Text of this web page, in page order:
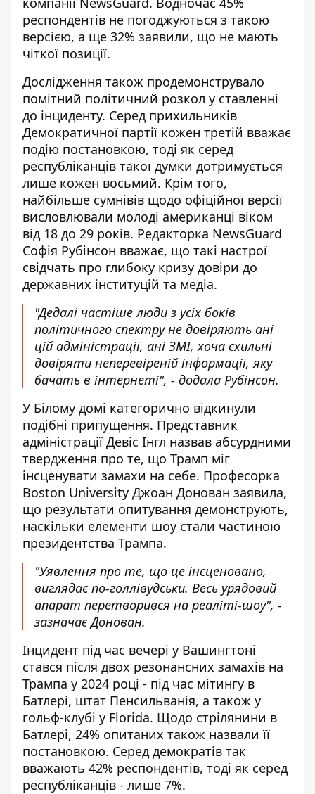
респондентів не погоджуються з такою
версією, а ще 32% заявили, що не мають
чіткої позиції.
Дослідження також продемонструвало
помітний політичний розкол у ставленні
до інциденту. Серед прихильників
Демократичної партії кожен третій вважає
подію постановкою, тоді як серед
республіканців такої думки дотримується
лише кожен восьмий. Крім того,
найбільше сумнівів щодо офіційної версії
висловлювали молоді американці віком
від 18 до 29 років. Редакторка NewsGuard
Софія Рубінсон вважає, що такі настрої
свідчать про глибоку кризу довіри до
державних інституцій та медіа.
"Дедалі частіше люди з усіх боків
політичного спектру не довіряють ані
цій адміністрації, ані ЗМІ, хоча схильні
довіряти неперевіреній інформації, яку
бачать в інтернеті", - додала Рубінсон.
У Білому домі категорично відкинули
подібні припущення. Представник
адміністрації Девіс Інгл назвав абсурдними
твердження про те, що Трамп міг
інсценувати замахи на себе. Професорка
Boston University Джоан Донован заявила,
що результати опитування демонструють,
наскільки елементи шоу стали частиною
президентства Трампа.
"Уявлення про те, що це інсценовано,
виглядає по-голлівудськи. Весь урядовий
апарат перетворився на реаліті-шоу", -
зазначає Донован.
Інцидент під час вечері у Вашингтоні
стався після двох резонансних замахів на
Трампа у 2024 році - під час мітингу в
Батлері, штат Пенсильванія, а також у
гольф-клубі у Florida. Щодо стрілянини в
Батлері, 24% опитаних також назвали її
постановкою. Серед демократів так
вважають 42% респондентів, тоді як серед
республіканців - лише 7%.